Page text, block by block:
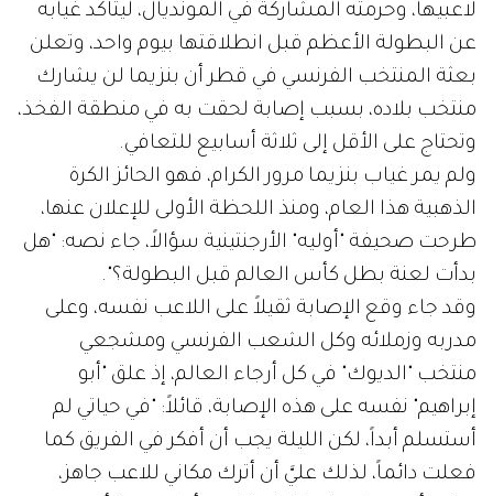
لاعبيها، وحرمته المشاركة في المونديال، ليتأكد غيابه
عن البطولة الأعظم قبل انطلاقتها بيوم واحد، وتعلن
بعثة المنتخب الفرنسي في قطر أن بنزيما لن يشارك
منتخب بلاده، بسبب إصابة لحقت به في منطقة الفخذ،
وتحتاج على الأقل إلى ثلاثة أسابيع للتعافي.
ولم يمر غياب بنزيما مرور الكرام، فهو الحائز الكرة
الذهبية هذا العام، ومنذ اللحظة الأولى للإعلان عنها،
طرحت صحيفة "أوليه" الأرجنتينية سؤالاً، جاء نصه: "هل
بدأت لعنة بطل كأس العالم قبل البطولة؟".
وقد جاء وقع الإصابة ثقيلاً على اللاعب نفسه، وعلى
مدربه وزملائه وكل الشعب الفرنسي ومشجعي
منتخب "الديوك" في كل أرجاء العالم، إذ علق "أبو
إبراهيم" نفسه على هذه الإصابة، قائلاً: "في حياتي لم
أستسلم أبداً، لكن الليلة يجب أن أفكر في الفريق كما
فعلت دائماً، لذلك عليَّ أن أترك مكاني للاعب جاهز،